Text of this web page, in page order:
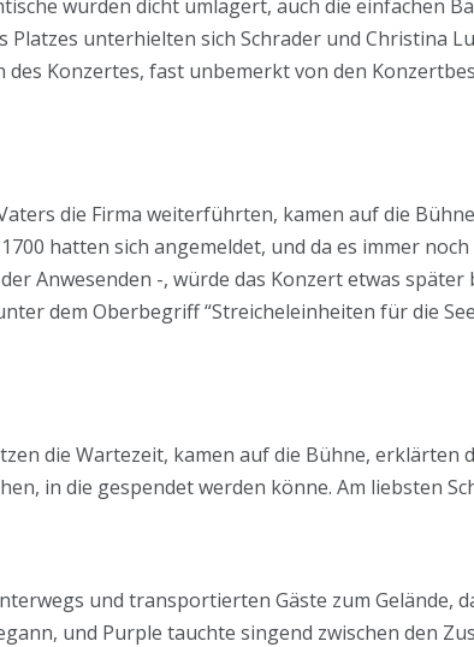
wurden dicht umlagert, auch die einfachen
Platzes unterhielten sich Schrader und Christina
Konzertes, fast unbemerkt von den
die Firma weiterführten, kamen auf die
hatten sich angemeldet, und da es immer
Anwesenden -, würde das Konzert etwas später
dem Oberbegriff “Streicheleinheiten für die
die Wartezeit, kamen auf die Bühne, erklärten
in die gespendet werden könne. Am liebsten
und transportierten Gäste zum Gelände,
und Purple tauchte singend zwischen den